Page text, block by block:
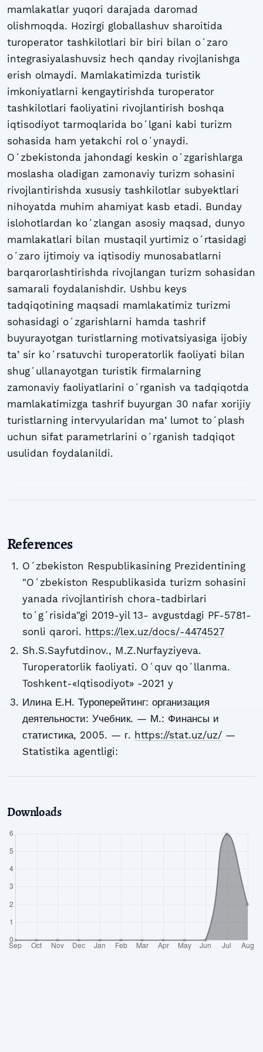
mamlakatlar yuqori darajada daromad
olishmoqda. Hozirgi globallashuv sharoitida
turoperator tashkilotlari bir biri bilan oʻzaro
integrasiyalashuvsiz hech qanday rivojlanishga
erish olmaydi. Mamlakatimizda turistik
imkoniyatlarni kengaytirishda turoperator
tashkilotlari faoliyatini rivojlantirish boshqa
iqtisodiyot tarmoqlarida boʻlgani kabi turizm
sohasida ham yetakchi rol oʻynaydi.
Oʻzbekistonda jahondagi keskin oʻzgarishlarga
moslasha oladigan zamonaviy turizm sohasini
rivojlantirishda xususiy tashkilotlar subyektlari
nihoyatda muhim ahamiyat kasb etadi. Bunday
islohotlardan koʻzlangan asosiy maqsad, dunyo
mamlakatlari bilan mustaqil yurtimiz oʻrtasidagi
oʻzaro ijtimoiy va iqtisodiy munosabatlarni
barqarorlashtirishda rivojlangan turizm sohasidan
samarali foydalanishdir. Ushbu keys
tadqiqotining maqsadi mamlakatimiz turizmi
sohasidagi oʻzgarishlarni hamda tashrif
buyurayotgan turistlarning motivatsiyasiga ijobiy
taʼsir koʻrsatuvchi turoperatorlik faoliyati bilan
shugʻullanayotgan turistik firmalarning
zamonaviy faoliyatlarini oʻrganish va tadqiqotda
mamlakatimizga tashrif buyurgan 30 nafar xorijiy
turistlarning intervyularidan maʼlumot toʻplash
uchun sifat parametrlarini oʻrganish tadqiqot
usulidan foydalanildi.
References
Oʻzbekiston Respublikasining Prezidentining
"Oʻzbekiston Respublikasida turizm sohasini
yanada rivojlantirish chora-tadbirlari
toʻgʻrisida"gi 2019-yil 13- avgustdagi PF-5781-
sonli qarori. https://lex.uz/docs/-4474527
Sh.S.Sayfutdinov., M.Z.Nurfayziyeva.
Turoperatorlik faoliyati. Oʻquv qoʻllanma.
Toshkent-«Iqtisodiyot» -2021 y
Илина Е.Н. Туроперейтинг: организация
деятельности: Учебник. — М.: Финансы и
статистика, 2005. — г. https://stat.uz/uz/—
Statistika agentligi:
Downloads